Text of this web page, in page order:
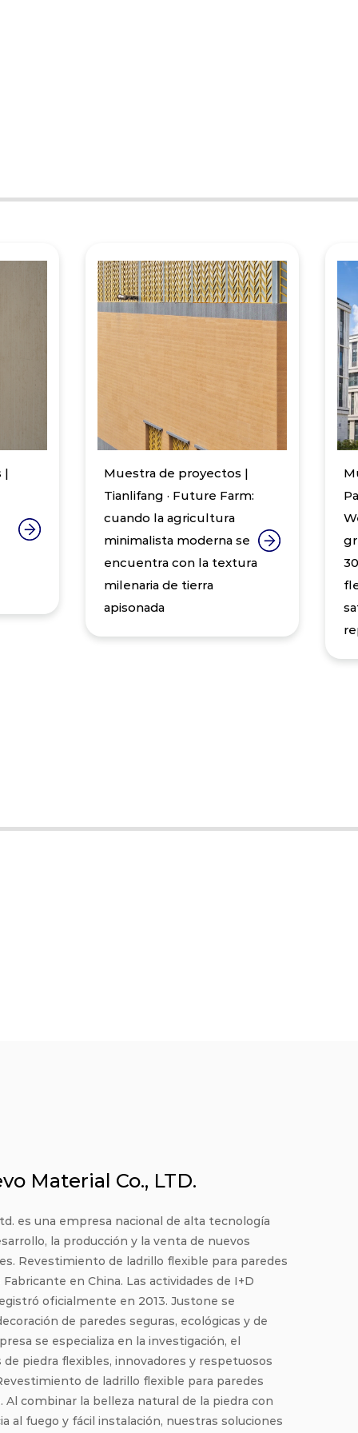
|
Muestra de proyectos |
Tianlifang · Future Farm:
cuando la agricultura
minimalista moderna se
encuentra con la textura
milenaria de tierra
apisonada
Material Co., LTD.
es una empresa nacional de alta tecnología
la producción y la venta de nuevos
Revestimiento de ladrillo flexible para paredes
en China. Las actividades de I+D
oficialmente en 2013. Justone se
de paredes seguras, ecológicas y de
se especializa en la investigación, el
piedra flexibles, innovadores y respetuosos
de ladrillo flexible para paredes
. Al combinar la belleza natural de la piedra con
al fuego y fácil instalación, nuestras soluciones